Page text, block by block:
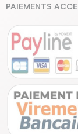
PAIEMENTS